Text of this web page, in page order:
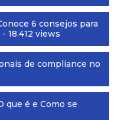
6 consejos para
- 18.412 views
de compliance no
que é e Como se